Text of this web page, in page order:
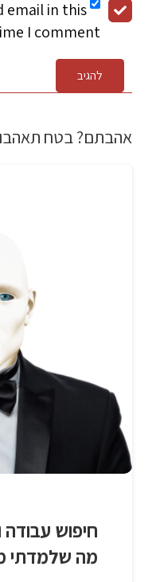
email in this
I comment.
להגיב
אהבתם? בטח
מה שלמדתי